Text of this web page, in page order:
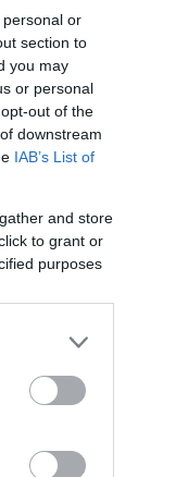
or
section to
you may
or personal
out of the
downstream
IAB’s List of
and store
to grant or
purposes